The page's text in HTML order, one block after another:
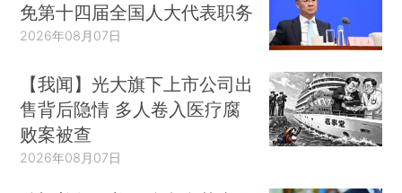
免第十四届全国人大代表职务
2026年08月07日
【我闻】光大旗下上市公司出
售背后隐情 多人卷入医疗腐
败案被查
2026年08月07日